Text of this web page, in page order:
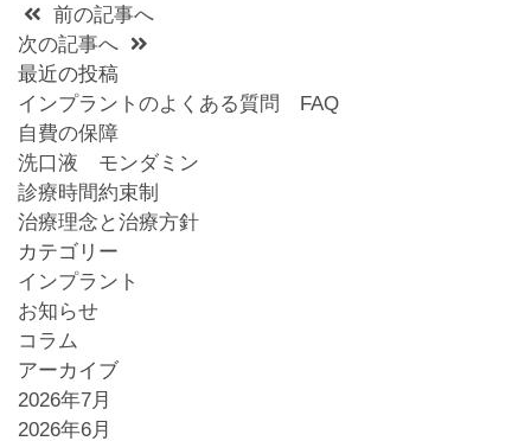
前の記事へ
次の記事へ
最近の投稿
インプラントのよくある質問 FAQ
自費の保障
洗口液 モンダミン
診療時間約束制
治療理念と治療方針
カテゴリー
インプラント
お知らせ
コラム
アーカイブ
2026年7月
2026年6月